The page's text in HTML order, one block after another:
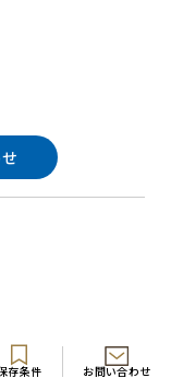
存条件 お問い合わせ